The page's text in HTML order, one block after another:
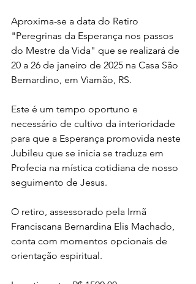
Aproxima-se a data do Retiro
"Peregrinas da Esperança nos passos
do Mestre da Vida" que se realizará de
20 a 26 de janeiro de 2025 na Casa São
Bernardino, em Viamão, RS.
Este é um tempo oportuno e
necessário de cultivo da interioridade
para que a Esperança promovida neste
Jubileu que se inicia se traduza em
Profecia na mística cotidiana de nosso
seguimento de Jesus.
O retiro, assessorado pela Irmã
Franciscana Bernardina Elis Machado,
conta com momentos opcionais de
orientação espiritual.